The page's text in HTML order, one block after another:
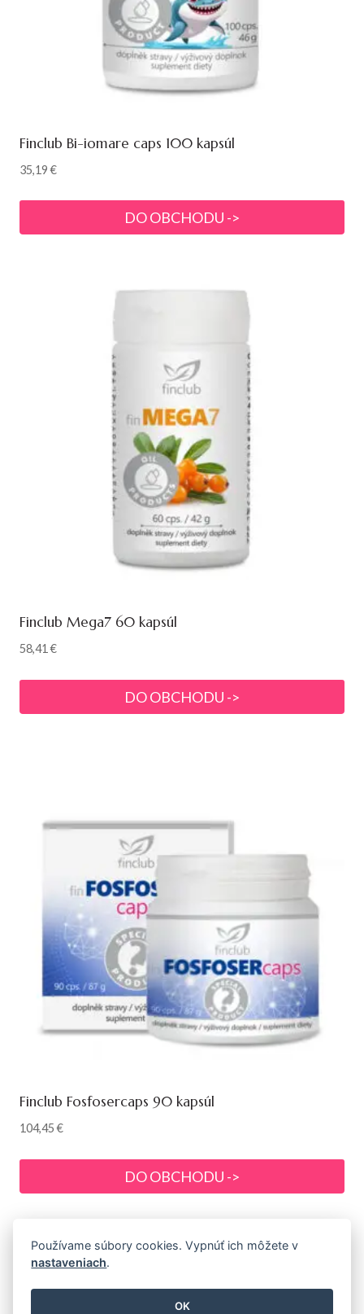
Finclub Bi-iomare caps 100 kapsúl
35,19€
DO OBCHODU ->
Finclub Mega7 60 kapsúl
58,41€
DO OBCHODU ->
Finclub Fosfosercaps 90 kapsúl
104,45€
DO OBCHODU ->
drogériou
Používame súbory cookies. Vypnúť ich môžete v
nastaveniach.
OK